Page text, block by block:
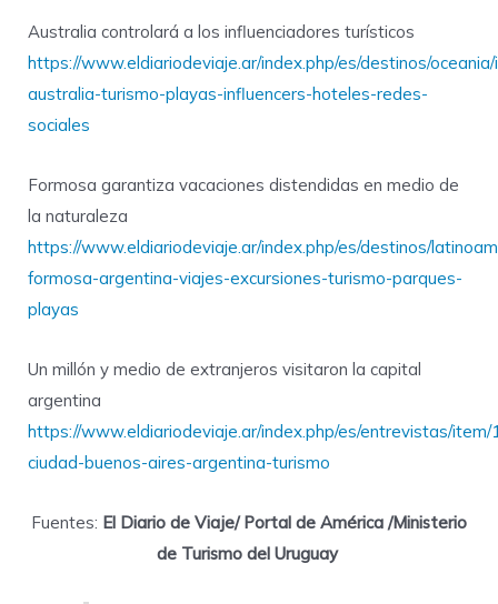
Australia controlará a los influenciadores turísticos
https://www.eldiariodeviaje.ar/index.php/es/destinos/
australia-turismo-playas-influencers-hoteles-redes-
sociales
Formosa garantiza vacaciones distendidas en medio de
la naturaleza
https://www.eldiariodeviaje.ar/index.php/es/destinos/
formosa-argentina-viajes-excursiones-turismo-parques-
playas
Un millón y medio de extranjeros visitaron la capital
argentina
https://www.eldiariodeviaje.ar/index.php/es/entrevistas/item/
ciudad-buenos-aires-argentina-turismo
Fuentes: El Diario de Viaje/ Portal de América /Ministerio
de Turismo del Uruguay